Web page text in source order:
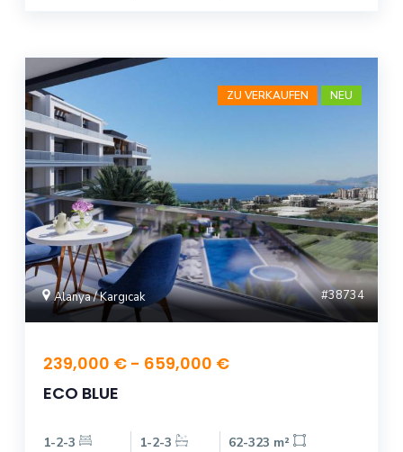
ZU VERKAUFEN NEU
Alanya / Kargıcak #38734
239,000 € - 659,000 €
ECO BLUE
1-2-3
1-2-3
62-323 m²